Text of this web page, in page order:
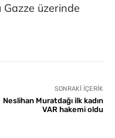
Gazze üzerinde
SONRAKI İÇERIK
Neslihan Muratdağı ilk kadın
VAR hakemi oldu